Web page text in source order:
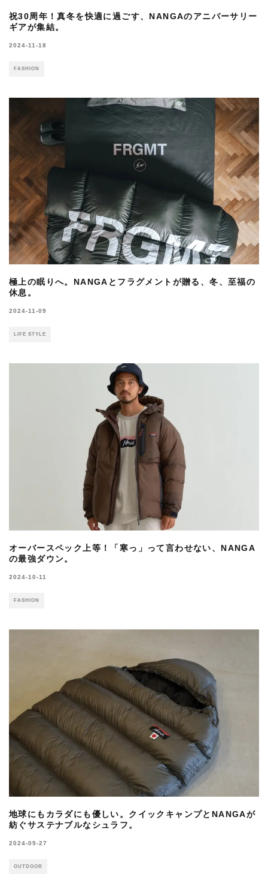
祝30周年！真冬を快適に過ごす、NANGAのアニバーサリー
ギアが集結。
2024-11-18
FASHION
極上の眠りへ。NANGAとフラグメントが贈る、冬、至福の
休息。
2024-11-09
LIFE STYLE
オーバースペック上等！「寒っ」って言わせない、NANGA
の最強ダウン。
2024-10-11
FASHION
地球にもカラダにも優しい。クイックキャンプとNANGAが
紡ぐサステナブルなシュラフ。
2024-09-27
OUTDOOR